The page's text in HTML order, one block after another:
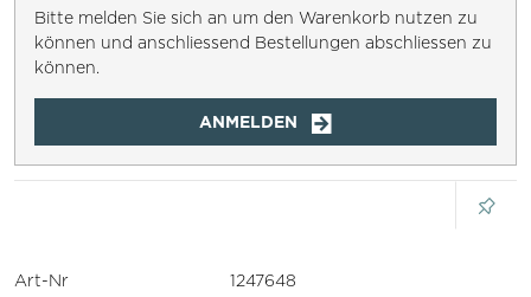
Bitte melden Sie sich an um den Warenkorb nutzen zu
können und anschliessend Bestellungen abschliessen zu
können.
ANMELDEN
Art-Nr
1247648